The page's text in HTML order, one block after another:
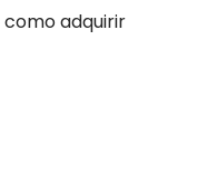
como adquirir